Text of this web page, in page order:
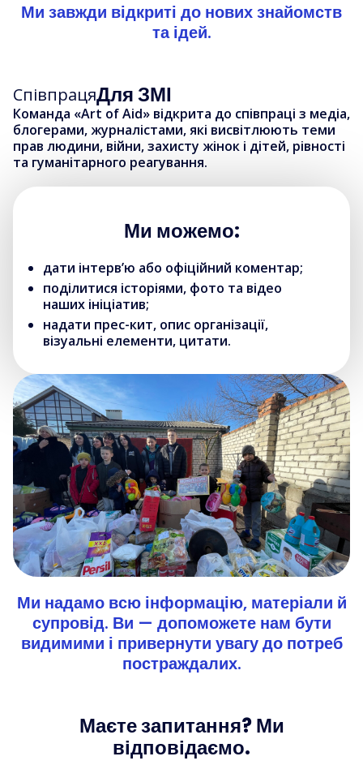
Ми завжди відкриті до нових знайомств
та ідей.
СпівпрацяДля ЗМІ
Команда «Art of Aid» відкрита до співпраці з медіа,
блогерами, журналістами, які висвітлюють теми
прав людини, війни, захисту жінок і дітей, рівності
та гуманітарного реагування.
Ми можемо:
дати інтерв’ю або офіційний коментар;
поділитися історіями, фото та відео
наших ініціатив;
надати прес-кит, опис організації,
візуальні елементи, цитати.
Ми надамо всю інформацію, матеріали й
супровід. Ви — допоможете нам бути
видимими і привернути увагу до потреб
постраждалих.
Маєте запитання? Ми
відповідаємо.